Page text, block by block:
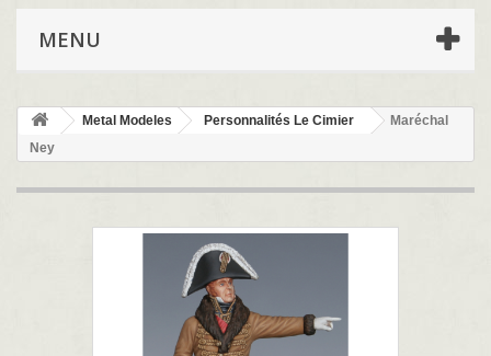
MENU
Metal Modeles Personnalités Le Cimier
Maréchal
Ney